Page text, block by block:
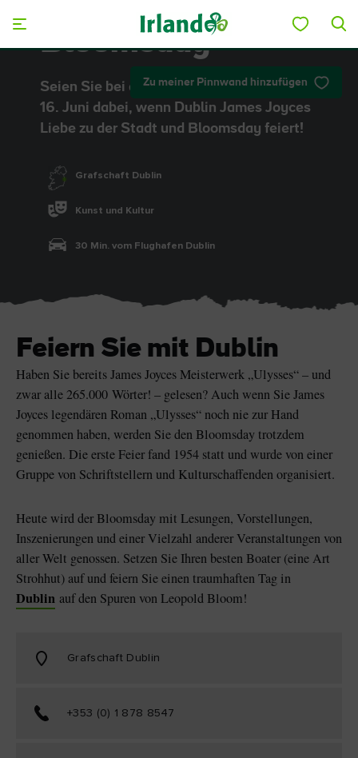
Der Blarney Stone im
Blarney Castle
Game of Thrones
Studiotour
Zu meiner Pinnwand hinzufügen
Bloomsday
Seien Sie bei den Festlichkeiten am
16. Juni dabei, wenn Dublin James Joyces
Liebe zu der Stadt und Bloomsday feiert!
Grafschaft Dublin
Kunst und Kultur
30 Min. vom Flughafen Dublin
Feiern Sie mit Dublin
Haben Sie bereits James Joyces Meisterwerk „Ulysses“ – und
zwar alle 265.000 Wörter! – gelesen? Auch wenn Sie James
Joyces legendären Roman „Ulysses“ noch nie zur Hand
genommen haben, werden Sie den Bloomsday trotzdem
genießen. Die erste Feier fand 1954 statt und wurde von einer
Gruppe von Schriftstellern und Kulturschaffenden organisiert.
Heute wird der Bloomsday mit Lesungen, Vorstellungen,
Inszenierungen und einer Vielzahl anderer Veranstaltungen von
aller Welt genossen. Setzen Sie Ihren besten Boater (eine Art
Strohhut) auf und feiern Sie einen traumhaften Tag in
Dublin auf den Spuren von Leopold Bloom!
Grafschaft Dublin
+353 (0) 1 878 8547